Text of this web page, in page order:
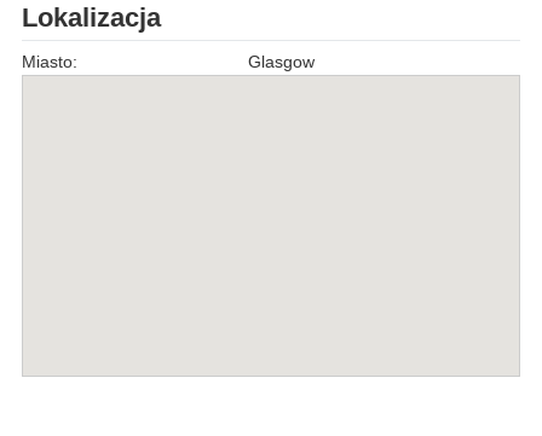
Lokalizacja
Miasto: Glasgow